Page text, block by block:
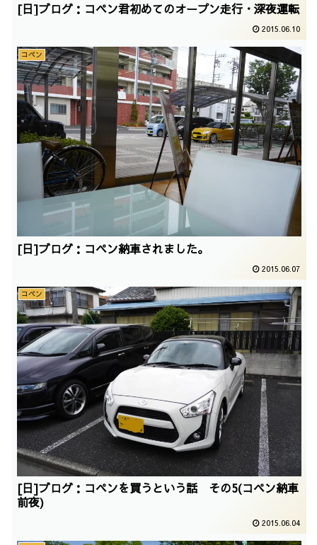
[日]ブログ：コペン君初めてのオープン走行・深夜運転
2015.06.10
コペン
[日]ブログ：コペン納車されました。
2015.06.07
コペン
[日]ブログ：コペンを買うという話 その5(コペン納車
前夜)
2015.06.04